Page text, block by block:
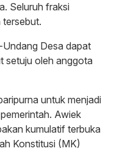
Seluruh fraksi
tersebut.
Desa dapat
setuju oleh anggota
untuk menjadi
Awiek
kumulatif terbuka
Konstitusi (MK)